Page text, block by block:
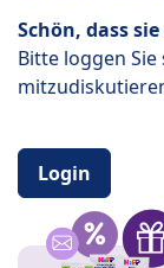
Schön, dass
Bitte loggen Sie
Login